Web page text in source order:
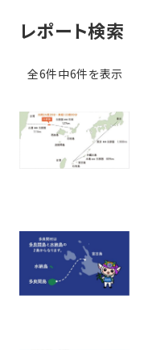
レポート検索
全6件中6件を表示